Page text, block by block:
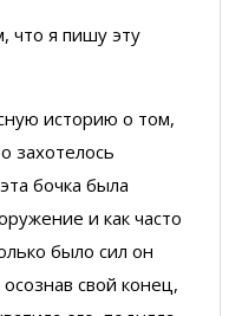
что я пишу эту
историю о том,
захотелось
бочка была
и как часто
было сил он
свой конец,